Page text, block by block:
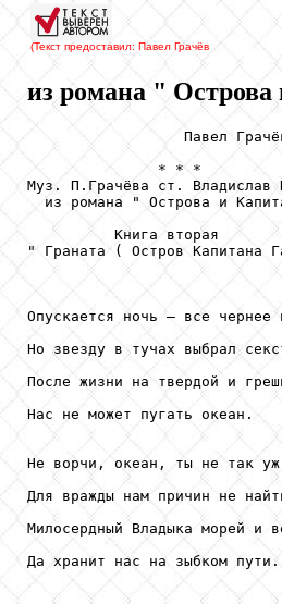
(Текст предоставил: Павел Грачёв
из романа "
Павел
               * * *
Муз. П.Грачёва ст. Владислав
из романа " Острова и
          Книга вторая
" Граната ( Остров Капитана
Опускается ночь — все
Но звезду в тучах выбрал
После жизни на твердой и
Нас не может пугать океан.
Не ворчи, океан, ты не так уж
Для вражды нам причин не
Милосердный Владыка морей и
Да хранит нас на зыбком